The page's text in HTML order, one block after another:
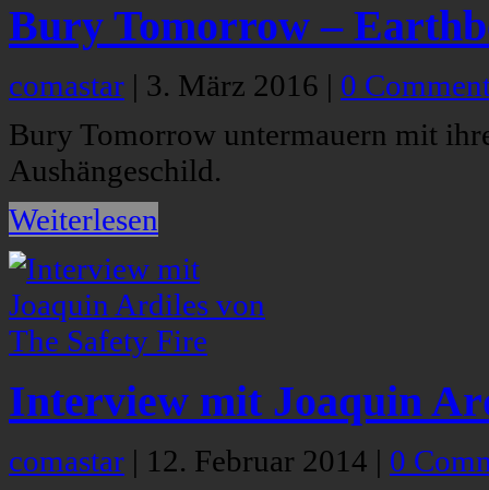
Bury Tomorrow –
comastar | 3. März 2016 | 0
Bury Tomorrow untermauern mit
Aushängeschild.
Weiterlesen
Interview mit Joaquin
comastar | 12. Februar 2014 | 0